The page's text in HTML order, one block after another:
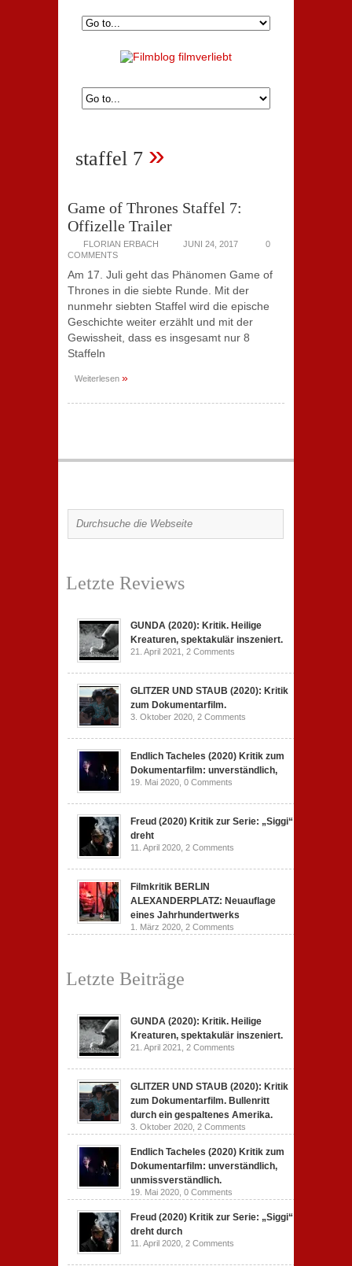
staffel 7 »
Game of Thrones Staffel 7:
Offizelle Trailer
FLORIAN ERBACH JUNI 24, 2017
0
COMMENTS
Am 17. Juli geht das Phänomen Game of
Thrones in die siebte Runde. Mit der
nunmehr siebten Staffel wird die epische
Geschichte weiter erzählt und mit der
Gewissheit, dass es insgesamt nur 8
Staffeln
Weiterlesen »
Letzte Reviews
GUNDA (2020): Kritik. Heilige
Kreaturen, spektakulär inszeniert.
21. April 2021, 2 Comments
GLITZER UND STAUB (2020): Kritik
zum Dokumentarfilm.
3. Oktober 2020, 2 Comments
Endlich Tacheles (2020) Kritik zum
Dokumentarfilm: unverständlich,
19. Mai 2020, 0 Comments
Freud (2020) Kritik zur Serie: „Siggi“
dreht
11. April 2020, 2 Comments
Filmkritik BERLIN
ALEXANDERPLATZ: Neuauflage
eines Jahrhundertwerks
1. März 2020, 2 Comments
Letzte Beiträge
GUNDA (2020): Kritik. Heilige
Kreaturen, spektakulär inszeniert.
21. April 2021, 2 Comments
GLITZER UND STAUB (2020): Kritik
zum Dokumentarfilm. Bullenritt
durch ein gespaltenes Amerika.
3. Oktober 2020, 2 Comments
Endlich Tacheles (2020) Kritik zum
Dokumentarfilm: unverständlich,
unmissverständlich.
19. Mai 2020, 0 Comments
Freud (2020) Kritik zur Serie: „Siggi“
dreht durch
11. April 2020, 2 Comments